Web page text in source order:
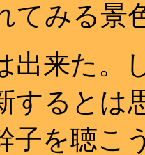
てみる景
出来た。
するとは
子を聴こ